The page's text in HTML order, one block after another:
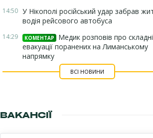
14:50 У Нікополі російський удар забрав
водія рейсового автобуса
14:29 КОМЕНТАР
Медик розповів про
евакуації поранених на Лиманському
напрямку
ВСІ НОВИНИ
ВАКАНСІЇ